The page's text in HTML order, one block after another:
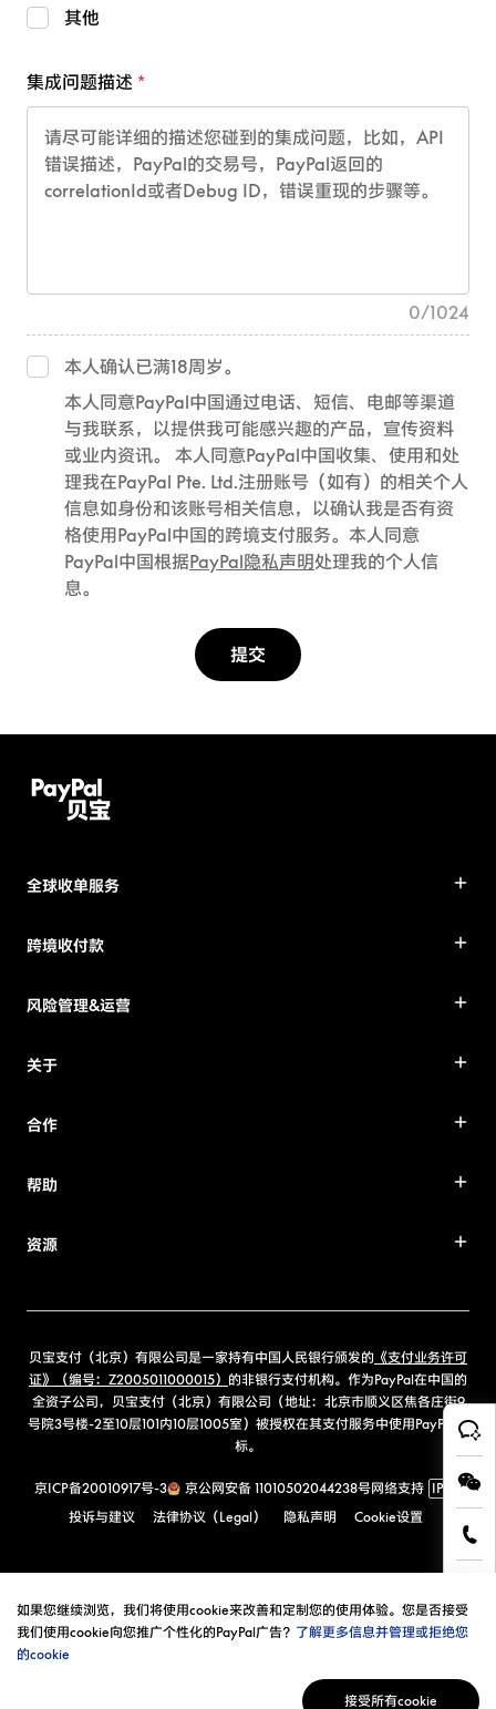
其他
集成问题描述
0/1024
本人确认已满18周岁。
本人同意PayPal中国通过电话、短信、电邮等渠道
与我联系，以提供我可能感兴趣的产品，宣传资料
或业内资讯。 本人同意PayPal中国收集、使用和处
理我在PayPal Pte. Ltd.注册账号（如有）的相关个人
信息如身份和该账号相关信息，以确认我是否有资
格使用PayPal中国的跨境支付服务。本人同意
PayPal中国根据PayPal隐私声明处理我的个人信
息。
提交
全球收单服务
跨境收付款
风险管理&运营
关于
合作
帮助
资源
贝宝支付（北京）有限公司是一家持有中国人民银行颁发的 《支付业务许可
证》（编号：Z2005011000015） 的非银行支付机构。作为PayPal在中国的
全资子公司，贝宝支付（北京）有限公司（地址：北京市顺义区焦各庄街9
号院3号楼-2至10层101内10层1005室）被授权在其支付服务中使用PayPal商
标。
京ICP备20010917号-3 京公网安备 11010502044238号网络支持 IPv6
投诉与建议
法律协议（Legal） 隐私声明 Cookie设置
如果您继续浏览，我们将使用cookie来改善和定制您的使用体验。您是否接受
我们使用cookie向您推广个性化的PayPal广告？ 了解更多信息并管理或拒绝您
的cookie
接受所有cookie